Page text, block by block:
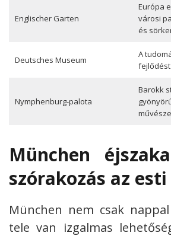
Englischer Garten
Európa
városi
és
Deutsches Museum
A
Nymphenburg-palota
Barokk
München
szórakozás az
München nem csak
tele van izgalmas